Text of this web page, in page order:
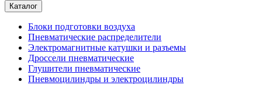
Каталог
Блоки подготовки воздуха
Пневматические распределители
Электромагнитные катушки и разъемы
Дроссели пневматические
Глушители пневматические
Пневмоцилиндры и электроцилиндры